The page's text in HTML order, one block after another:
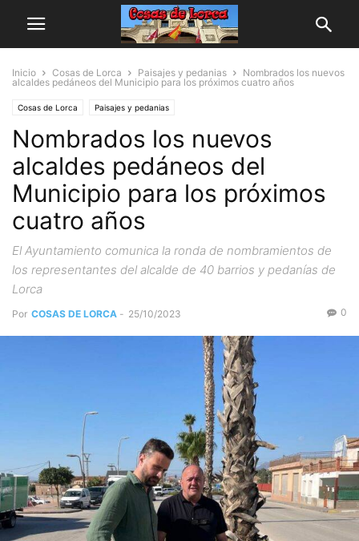
Inicio Cosas de Lorca Paisajes y pedanias
Nombrados los nuevos
alcaldes pedáneos del Municipio para los próximos cuatro años
Cosas de Lorca Paisajes y pedanias
Nombrados los nuevos
alcaldes pedáneos del
Municipio para los próximos
cuatro años
El Ayuntamiento comunica la ronda de nombramientos de
los representantes del alcalde de 40 barrios y pedanías de
Lorca
Por COSAS DE LORCA - 25/10/2023 0